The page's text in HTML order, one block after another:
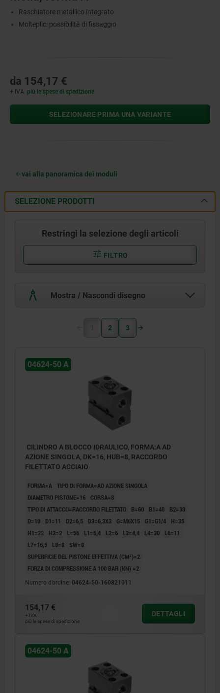
Raschiatore metallico integrato
Molteplici possibilità di fissaggio
da 154,17 €
+ IVA più le spese di spedizione
SELEZIONARE PRIMA UNA VARIANTE
vai alla panoramica dei moduli
SELEZIONE PRODOTTI
Restringi la selezione degli articoli
FILTRO
Mostra / Nascondi disegno
Forma A: fori longitudinali e trasversali,
raccordo flangiato O-ring
Forma C: lato largo, raccordo flangiato con
1) Profilo dell'installazione
1 2 3
04624-50 A
CILINDRO A BLOCCO IDRAULICO, FORMA:A AD
AZIONE SINGOLA, DK=16, HUB=8, RACCORDO
FILETTATO ACCIAIO
FORMA=A TIPO DI FORMA=AD AZIONE SINGOLA
DIAMETRO PISTONE=16
CORSA=8
TIPO DI ATTACCO=RACCORDO FILETTATO
B=60 B1=40
B2=30
D=10
D1=11 D2=6,5 D3=6,3X3 G=M6X15 G1=G1/4
H=35
H1=22
H2=2 L=56 L1=6,4 L2=6 L3=4,4 L4=30
L6=11
L7=16,5
L8=8
SW=8
SUPERFICIE DEL PISTONE EFFETTIVA (CM²)=2
FORZA DI COMPRESSIONE A 100 BAR (KN) =2
Numero d’ordine: 04624-50-160821011
154,17 €
+ IVA
più le spese di spedizione
DETTAGLI
04624-50 A